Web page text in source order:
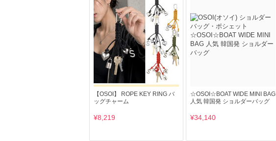
【OSOI】 ROPE KEY RING バ
ッグチャーム
¥8,219
☆OSOI☆BOAT WIDE MINI BAG
人気 韓国発 ショルダーバッグ
¥34,140